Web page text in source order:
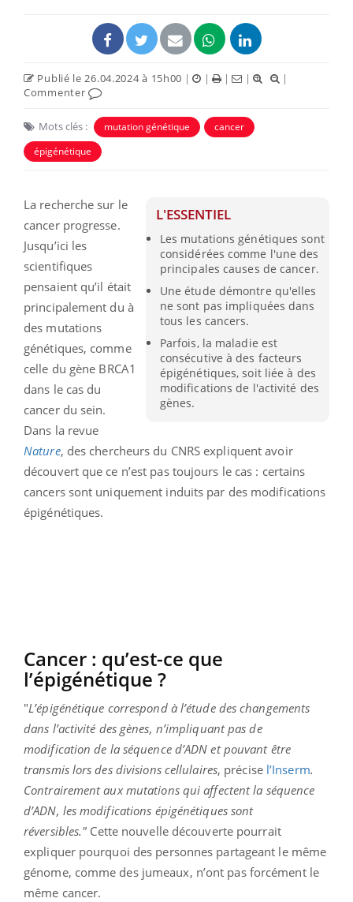
Publié le 26.04.2024 à 15h00 | | | |
|
Commenter
Mots clés : mutation génétique
cancer
épigénétique
L'ESSENTIEL
Les mutations génétiques sont
considérées comme l'une des
principales causes de cancer.
Une étude démontre qu'elles
ne sont pas impliquées dans
tous les cancers.
Parfois, la maladie est
consécutive à des facteurs
épigénétiques, soit liée à des
modifications de l'activité des
gènes.
La recherche sur le
cancer progresse.
Jusqu’ici les
scientifiques
pensaient qu’il était
principalement du à
des mutations
génétiques, comme
celle du gène BRCA1
dans le cas du
cancer du sein.
Dans la revue
Nature, des chercheurs du CNRS expliquent avoir
découvert que ce n’est pas toujours le cas : certains
cancers sont uniquement induits par des modifications
épigénétiques.
Cancer : qu’est-ce que
l’épigénétique ?
"L’épigénétique correspond à l’étude des changements
dans l’activité des gènes, n’impliquant pas de
modification de la séquence d’ADN et pouvant être
transmis lors des divisions cellulaires, précise l’Inserm.
Contrairement aux mutations qui affectent la séquence
d’ADN, les modifications épigénétiques sont
réversibles." Cette nouvelle découverte pourrait
expliquer pourquoi des personnes partageant le même
génome, comme des jumeaux, n’ont pas forcément le
même cancer.